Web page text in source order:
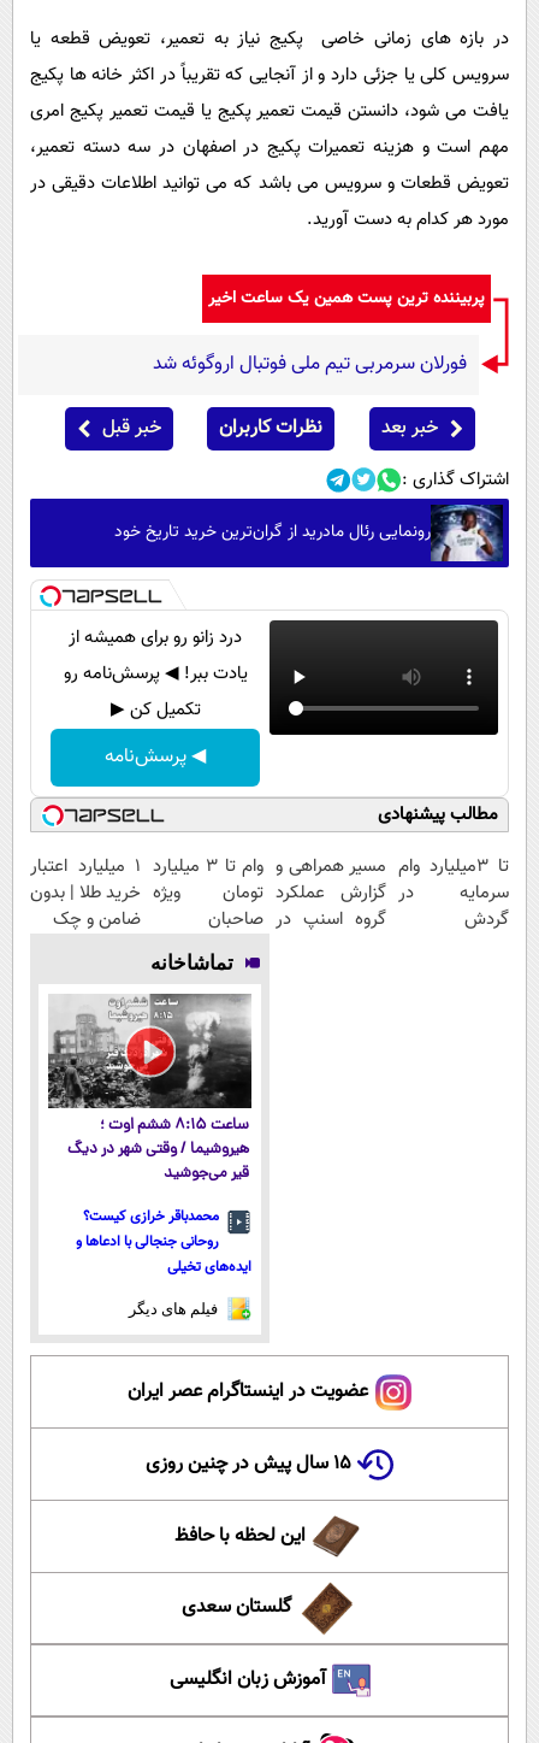
در بازه های زمانی خاصی پکیج نیاز به تعمیر، تعویض قطعه یا
سرویس کلی یا جزئی دارد و از آنجایی که تقریباً در اکثر خانه ها پکیج
یافت می شود، دانستن قیمت تعمیر پکیج یا قیمت تعمیر پکیج امری
مهم است و هزینه تعمیرات پکیج در اصفهان در سه دسته تعمیر،
تعویض قطعات و سرویس می باشد که می توانید اطلاعات دقیقی در
مورد هر کدام به دست آورید.
پربیننده ترین پست همین یک ساعت اخیر
فورلان سرمربی تیم ملی فوتبال اروگوئه شد
خبر بعد نظرات کاربران خبر قبل
اشتراک گذاری :
رونمایی رئال مادرید از گران‌ترین خرید تاریخ خود
درد زانو رو برای همیشه از
یادت ببر! ◀ پرسش‌نامه رو
تکمیل کن ▶
◀ پرسش‌نامه
مطالب پیشنهادی
تا 3میلیارد وام
سرمایه در
گردش
مسیر همراهی و
گزارش عملکرد
گروه اسنپ در
وام تا ۳ میلیارد
تومان ویژه
صاحبان
فروشگاه‌های
آنلاین و
حضوری
۱ میلیارد اعتبار
خرید طلا | بدون
ضامن و چک
تماشاخانه
ساعت ۸:۱۵ ششم اوت ؛
هیروشیما / وقتی شهر در دیگ
قیر می‌جوشید
محمدباقر خرازی کیست؟
روحانی جنجالی با ادعاها و
ایده‌های تخیلی
فیلم های دیگر
عضویت در اینستاگرام عصر ایران
۱۵ سال پیش در چنین روزی
این لحظه با حافظ
گلستان سعدی
آموزش زبان انگلیسی